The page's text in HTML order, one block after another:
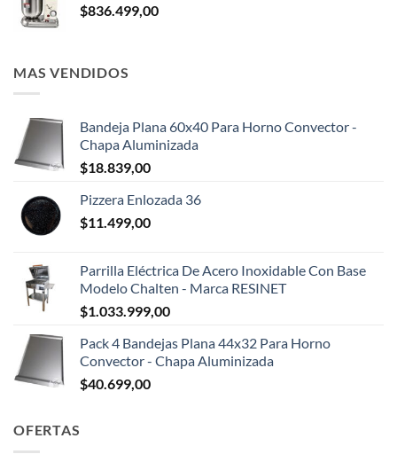
$836.499,00
MAS VENDIDOS
Bandeja Plana 60x40 Para Horno Convector -
Chapa Aluminizada
$18.839,00
Pizzera Enlozada 36
$11.499,00
Parrilla Eléctrica De Acero Inoxidable Con Base
Modelo Chalten - Marca RESINET
$1.033.999,00
Pack 4 Bandejas Plana 44x32 Para Horno
Convector - Chapa Aluminizada
$40.699,00
OFERTAS